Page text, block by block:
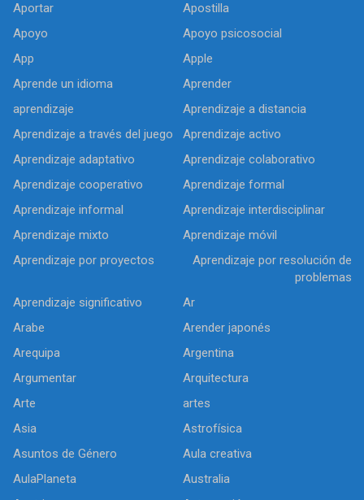
Aportar
Apostilla
Apoyo
Apoyo psicosocial
App
Apple
Aprende un idioma
Aprender
aprendizaje
Aprendizaje a distancia
Aprendizaje a través del juego
Aprendizaje activo
Aprendizaje adaptativo
Aprendizaje colaborativo
Aprendizaje cooperativo
Aprendizaje formal
Aprendizaje informal
Aprendizaje interdisciplinar
Aprendizaje mixto
Aprendizaje móvil
Aprendizaje por proyectos
Aprendizaje por resolución de
problemas
Aprendizaje significativo
Ar
Arabe
Arender japonés
Arequipa
Argentina
Argumentar
Arquitectura
Arte
artes
Asia
Astrofísica
Asuntos de Género
Aula creativa
AulaPlaneta
Australia